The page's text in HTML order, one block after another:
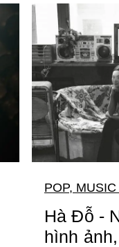
POP,
Hà Đỗ -
hình